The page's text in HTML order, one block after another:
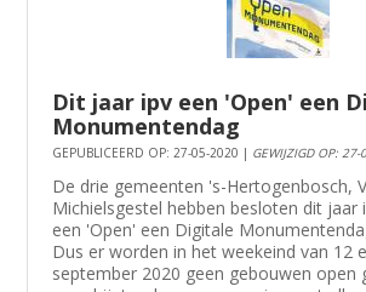
Dit jaar ipv een 'Open' een
Monumentendag
GEPUBLICEERD OP: 27-05-2020 | GEWIJZIGD OP:
De drie gemeenten 's-Hertogenbosch,
Michielsgestel hebben besloten dit jaar
een 'Open' een Digitale
Dus er worden in het weekeind van 12
september 2020 geen gebouwen open